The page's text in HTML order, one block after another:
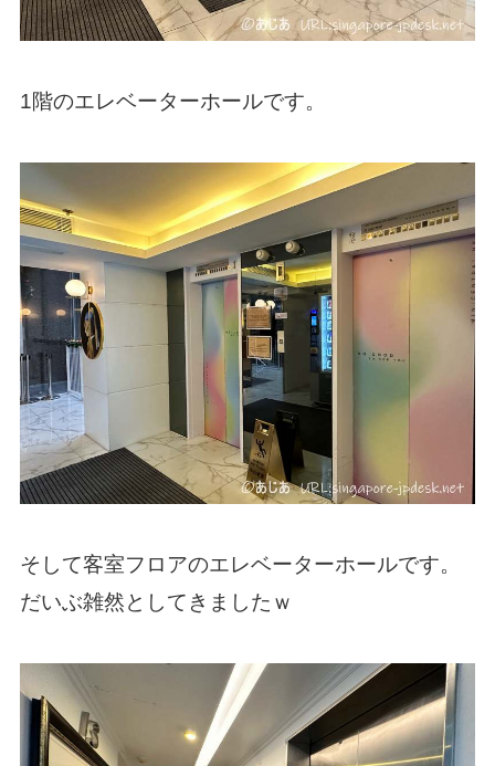
1階のエレベーターホールです。
そして客室フロアのエレベーターホールです。
だいぶ雑然としてきましたｗ